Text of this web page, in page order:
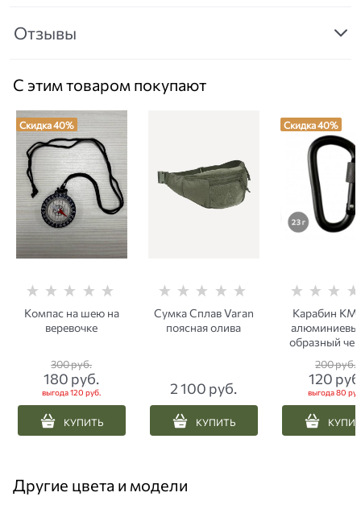
Отзывы
С этим товаром покупают
Скидка 40%
Компас на шею на
веревочке
300 руб.
180 руб.
выгода120 руб.
КУПИТЬ
Сумка Сплав Varan
поясная олива
2 100 руб.
КУПИТЬ
Скидка 40%
Карабин
образный
200 руб.
120
выгода80
Другие цвета и модели